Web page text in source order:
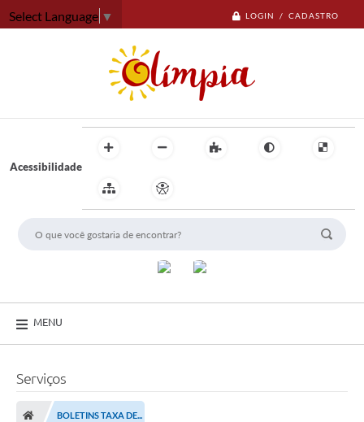
LOGIN / CADASTRO
Select Language ▼
Acessibilidade
MENU
Serviços
BOLETINS TAXA DE...